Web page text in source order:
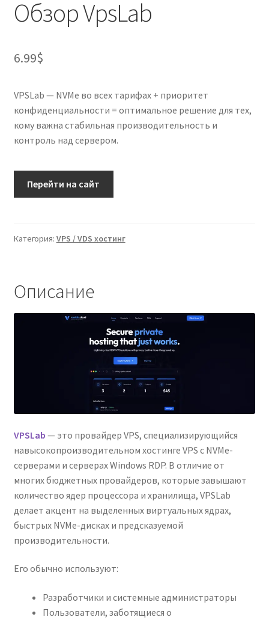
Обзор VpsLab
6.99$
VPSLab — NVMe во всех тарифах + приоритет
конфиденциальности = оптимальное решение для тех,
кому важна стабильная производительность и
контроль над сервером.
Перейти на сайт
Категория: VPS / VDS хостинг
Описание
VPSLab — это провайдер VPS, специализирующийся
навысокопроизводительном хостинге VPS с NVMe-
серверами и серверах Windows RDP. В отличие от
многих бюджетных провайдеров, которые завышают
количество ядер процессора и хранилища, VPSLab
делает акцент на выделенных виртуальных ядрах,
быстрых NVMe-дисках и предсказуемой
производительности.
Его обычно используют:
Разработчики и системные администраторы
Пользователи, заботящиеся о